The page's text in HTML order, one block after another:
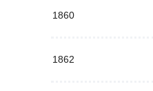
1860
1862